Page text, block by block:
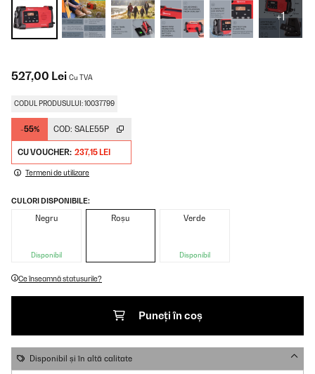
+1
527,00 Lei Cu TVA
CODUL PRODUSULUI: 10037799
-55% COD: SALE55P
CU VOUCHER: 237,15 LEI
Termeni de utilizare
CULORI DISPONIBILE:
Negru
Disponibil
Roșu Verde
Disponibil
Ce înseamnă statusurile?
Puneți în coș
Disponibil și în altă calitate